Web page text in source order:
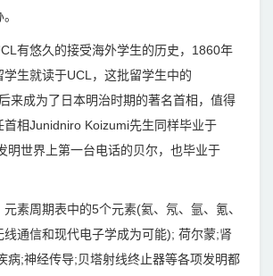
有悠久的接受海外学生的历史，1860年
学生就读于UCL，这批留学生中的
来成为了日本明治时期的著名首相，值得
首相Junidniro Koizumi先生同样毕业于
明世界上第一台电话的贝尔，也毕业于
素周期表中的5个元素(氦、氖、氩、氪、
通信和现代电子学成为可能); 荷尔蒙;肾
病;神经传导;贝塔射线终止器等各项发明都